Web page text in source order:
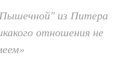
из Питера
отношения не